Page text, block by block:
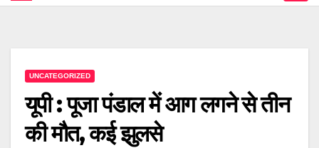
UNCATEGORIZED
यूपी : पूजा पंडाल में आग लगने से तीन
की मौत, कई झुलसे